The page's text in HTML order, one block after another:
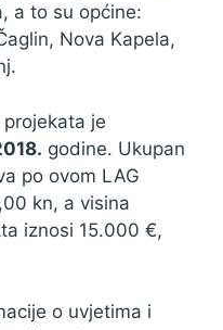
a to su općine:
Nova Kapela,
je
godine. Ukupan
po ovom LAG
kn, a visina
iznosi 15.000 €,
o uvjetima i